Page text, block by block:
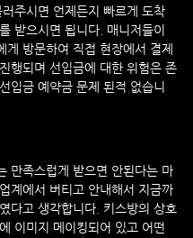
주시면 언제든지 빠르게 도착
받으시면 됩니다. 매니저들이
게 방문하여 직접 현장에서 결제
행되며 선입금에 대한 위험은 존
입금 예약금 문제 된적 없습니
만족스럽게 받으면 안된다는 마
계에서 버티고 안내해서 지금까
다고 생각합니다. 키스방의 상호
이미지 메이킹되어 있고 어떤